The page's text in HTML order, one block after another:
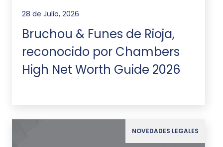
28 de Julio, 2026
Bruchou & Funes de Rioja,
reconocido por Chambers
High Net Worth Guide 2026
NOVEDADES LEGALES